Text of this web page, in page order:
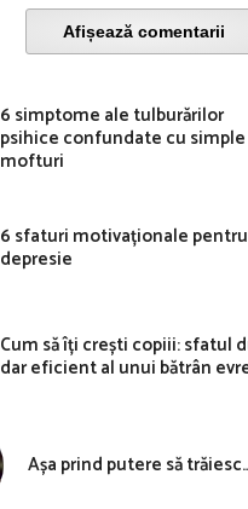
Afișează comentarii
6 simptome ale tulburărilor
psihice confundate cu simple
mofturi
6 sfaturi motivaționale pentru
depresie
Cum să îți crești copiii: sfatul
dar eficient al unui bătrân
Așa prind putere să